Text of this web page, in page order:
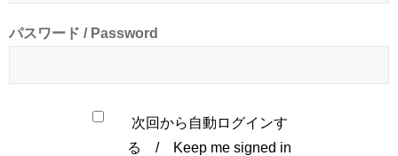
パスワード / Password
次回から自動ログインす
る / Keep me signed in